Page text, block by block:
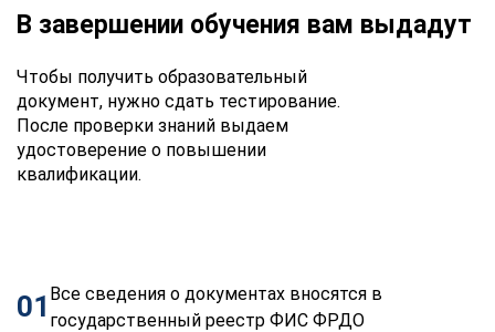
В завершении обучения вам выдадут
Чтобы получить образовательный
документ, нужно сдать тестирование.
После проверки знаний выдаем
удостоверение о повышении
квалификации.
01 Все сведения о документах вносятся в
государственный реестр ФИС ФРДО